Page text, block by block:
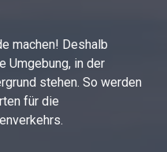
machen! Deshalb
Umgebung, in der
stehen. So werden
für die